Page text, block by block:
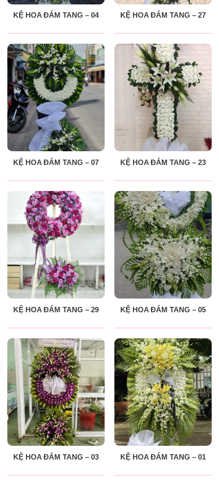
KỆ HOA ĐÁM TANG – 04 KỆ HOA ĐÁM TANG – 27
KỆ HOA ĐÁM TANG – 07 KỆ HOA ĐÁM TANG – 23
KỆ HOA ĐÁM TANG – 29 KỆ HOA ĐÁM TANG – 05
KỆ HOA ĐÁM TANG – 03 KỆ HOA ĐÁM TANG – 01